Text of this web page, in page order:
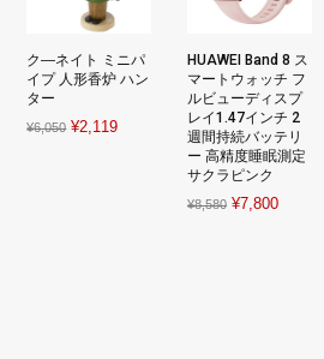
ク―ネイト ミニパ
イプ 人形香炉 ハン
ター
¥6,050 Original
¥2,119Current
HUAWEI Band 8 ス
マートウォッチ フ
ルビューディスプ
レイ1.47インチ 2
週間持続バッテリ
ー 高精度睡眠測定
サクラピンク
¥8,580 Original
¥7,800Current